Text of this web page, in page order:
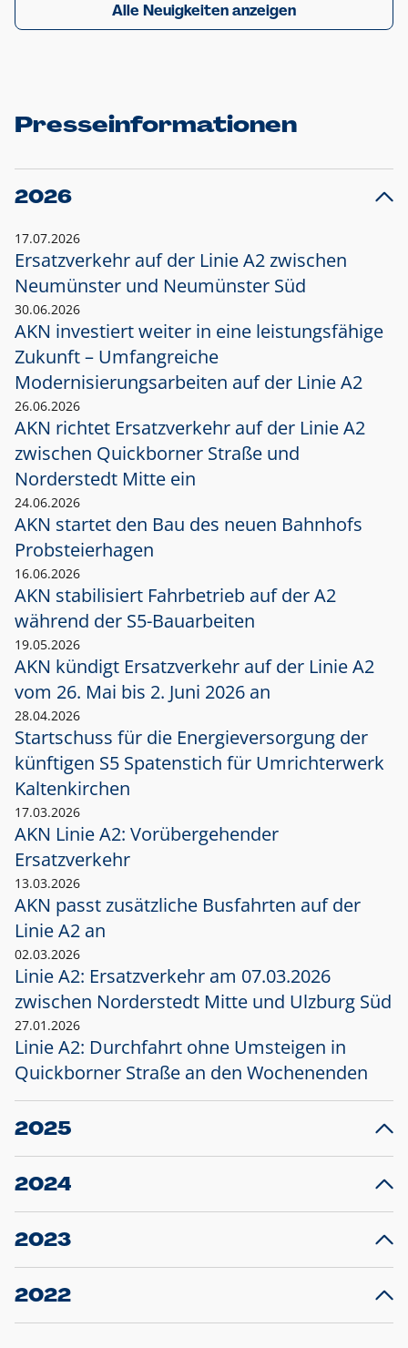
Alle Neuigkeiten anzeigen
Presseinformationen
2026
17.07.2026
Ersatzverkehr auf der Linie A2 zwischen
Neumünster und Neumünster Süd
30.06.2026
AKN investiert weiter in eine leistungsfähige
Zukunft – Umfangreiche
Modernisierungsarbeiten auf der Linie A2
26.06.2026
AKN richtet Ersatzverkehr auf der Linie A2
zwischen Quickborner Straße und
Norderstedt Mitte ein
24.06.2026
AKN startet den Bau des neuen Bahnhofs
Probsteierhagen
16.06.2026
AKN stabilisiert Fahrbetrieb auf der A2
während der S5-Bauarbeiten
19.05.2026
AKN kündigt Ersatzverkehr auf der Linie A2
vom 26. Mai bis 2. Juni 2026 an
28.04.2026
Startschuss für die Energieversorgung der
künftigen S5 Spatenstich für Umrichterwerk
Kaltenkirchen
17.03.2026
AKN Linie A2: Vorübergehender
Ersatzverkehr
13.03.2026
AKN passt zusätzliche Busfahrten auf der
Linie A2 an
02.03.2026
Linie A2: Ersatzverkehr am 07.03.2026
zwischen Norderstedt Mitte und Ulzburg Süd
27.01.2026
Linie A2: Durchfahrt ohne Umsteigen in
Quickborner Straße an den Wochenenden
2025
23.12.2025
Projekt S5: Start der Bauarbeiten am
2024
10.12.2024
Großprojekt S5: Sperrung der Bahnstraße in
2023
20.12.2023
Schleswig-Holstein verlängert den
2022
22.12.2022